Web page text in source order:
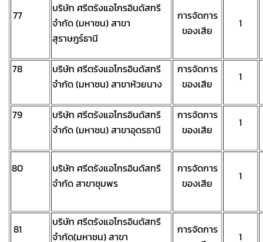
77
บริษัท ศรีตรังแอโกรอินดัสทรี
จำกัด (มหาชน) สาขา
สุราษฎร์ธานี
การจัดการ
ของเสีย
1
78
บริษัท ศรีตรังแอโกรอินดัสทรี
จำกัด (มหาชน) สาขาห้วยนาง
การจัดการ
ของเสีย
1
79
บริษัท ศรีตรังแอโกรอินดัสทรี
จำกัด (มหาชน) สาขาอุดรธานี
การจัดการ
ของเสีย
1
80
บริษัท ศรีตรังแอโกรอินดัสทรี
จำกัด สาขาชุมพร
การจัดการ
ของเสีย
1
81
บริษัท ศรีตรังแอโกรอินดัสทรี
จำกัด(มหาชน) สาขา
การจัดการ
1